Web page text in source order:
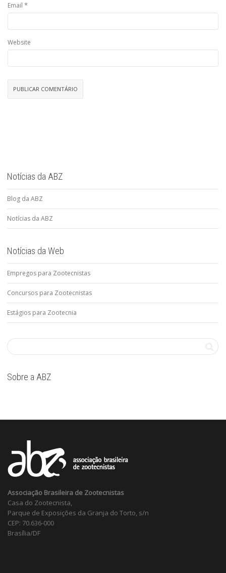
Email *
Website
Notícias da ABZ
Blog da ABZ
Notícias da ABZ
Notícias da Web
Empregos para Zootecnistas
Concursos para Zootecnistas
Estágios para Zootecnia
Sobre a ABZ
Associação Brasileira de Zootecnistas
Casa do Zootecnista,
Parque de Exposições da Granja do Torto, s/n
CEP: 70.636-000
Brasília/DF